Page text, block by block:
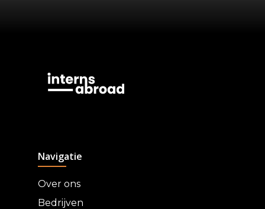
Navigatie
Over ons
Bedrijven